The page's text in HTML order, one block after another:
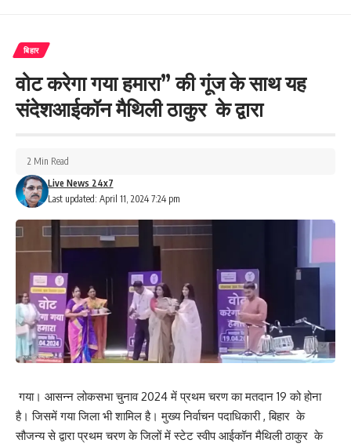
बिहार
वोट करेगा गया हमारा” की गूंज के साथ यह
संदेशआईकॉन मैथिली ठाकुर के द्वारा
Last updated: April 11, 2024 7:24 pm
Live News 24x7
2 Min Read
गया। आसन्न लोकसभा चुनाव 2024 में प्रथम चरण का मतदान 19 को होना
है। जिसमें गया जिला भी शामिल है। मुख्य निर्वाचन पदाधिकारी , बिहार के
सौजन्य से द्वारा प्रथम चरण के जिलों में स्टेट स्वीप आईकॉन मैथिली ठाकुर के